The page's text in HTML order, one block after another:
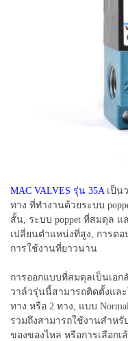
MAC VALVES รุ่น 35A เป็น
ทาง ที่ทำงานด้วยระบบ
สั้น, ระบบ poppet ที่สมดุล แ
เปลี่ยนตำแหน่งที่สูง, การตอ
การใช้งานที่ยาวนาน
การออกแบบที่สมดุลเป็นเอ
วาล์วรุ่นนี้สามารถติดตั้งแล
ทาง หรือ 2 ทาง, แบบ
รวมถึงสามารถใช้งานสำห
ของของไหล หรือการเลือกเ